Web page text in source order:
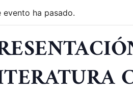
evento ha pasado.